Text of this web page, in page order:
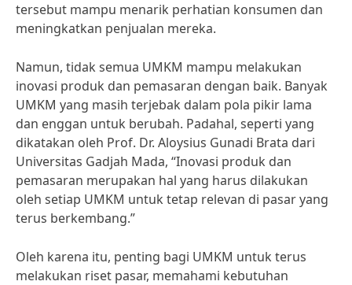
tersebut mampu menarik perhatian konsumen dan
meningkatkan penjualan mereka.
Namun, tidak semua UMKM mampu melakukan
inovasi produk dan pemasaran dengan baik. Banyak
UMKM yang masih terjebak dalam pola pikir lama
dan enggan untuk berubah. Padahal, seperti yang
dikatakan oleh Prof. Dr. Aloysius Gunadi Brata dari
Universitas Gadjah Mada, “Inovasi produk dan
pemasaran merupakan hal yang harus dilakukan
oleh setiap UMKM untuk tetap relevan di pasar yang
terus berkembang.”
Oleh karena itu, penting bagi UMKM untuk terus
melakukan riset pasar, memahami kebutuhan